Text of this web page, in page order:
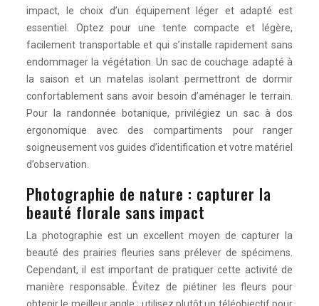
impact, le choix d’un équipement léger et adapté est
essentiel. Optez pour une tente compacte et légère,
facilement transportable et qui s’installe rapidement sans
endommager la végétation. Un sac de couchage adapté à
la saison et un matelas isolant permettront de dormir
confortablement sans avoir besoin d’aménager le terrain.
Pour la randonnée botanique, privilégiez un sac à dos
ergonomique avec des compartiments pour ranger
soigneusement vos guides d’identification et votre matériel
d’observation.
Photographie de nature : capturer la
beauté florale sans impact
La photographie est un excellent moyen de capturer la
beauté des prairies fleuries sans prélever de spécimens.
Cependant, il est important de pratiquer cette activité de
manière responsable. Évitez de piétiner les fleurs pour